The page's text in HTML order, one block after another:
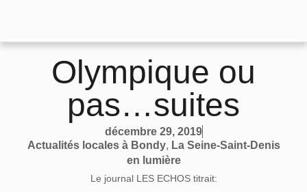
Olympique ou
pas…suites
décembre 29, 2019
Actualités locales à Bondy, La Seine-Saint-Denis
en lumière
Le journal LES ECHOS titrait: